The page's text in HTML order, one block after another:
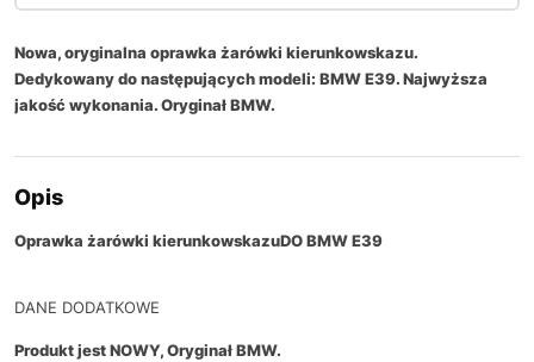
Nowa, oryginalna oprawka żarówki kierunkowskazu.
Dedykowany do następujących modeli: BMW E39. Najwyższa
jakość wykonania. Oryginał BMW.
Opis
Oprawka żarówki kierunkowskazuDO BMW E39
DANE DODATKOWE
Produkt jest NOWY, Oryginał BMW.